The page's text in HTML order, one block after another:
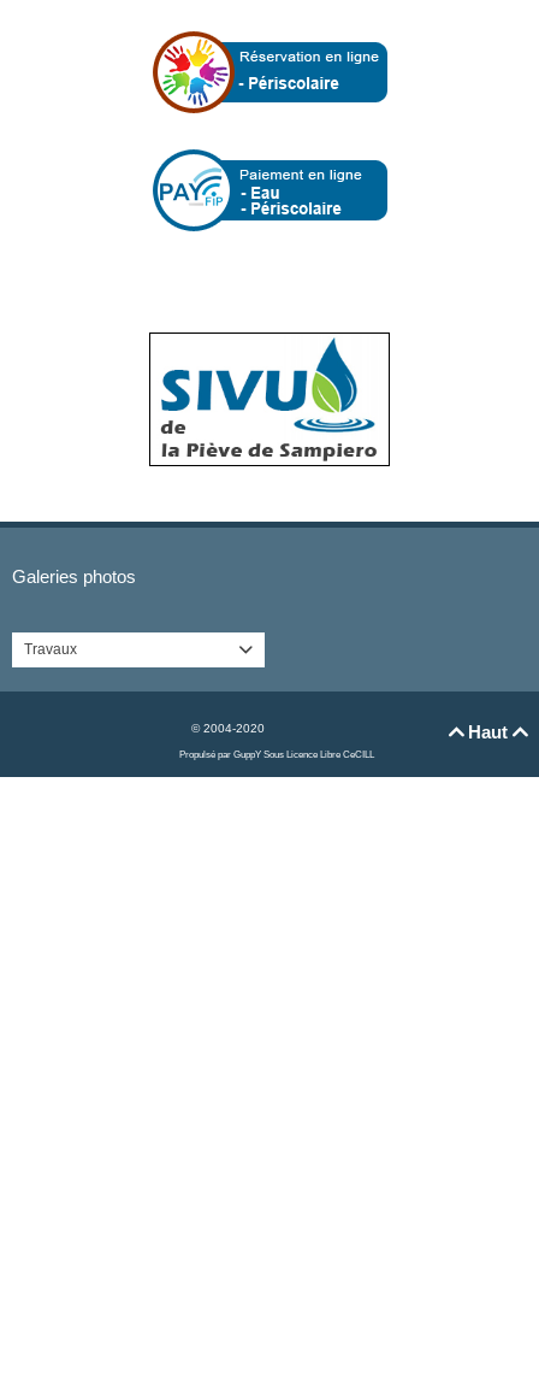
Galeries photos
Travaux 
Haut 
© 2004-2020
Propulsé par GuppY Sous Licence Libre CeCILL